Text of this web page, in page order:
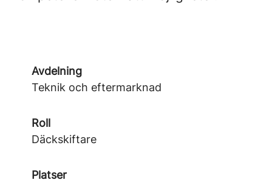
Avdelning
Teknik och eftermarknad
Roll
Däckskiftare
Platser